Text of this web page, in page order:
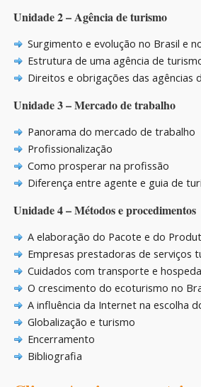
Unidade 2 – Agência de turismo
Surgimento e evolução no Brasil e
Estrutura de uma agência de
Direitos e obrigações das agências
Unidade 3 – Mercado de trabalho
Panorama do mercado de trabalho
Profissionalização
Como prosperar na profissão
Diferença entre agente e guia de
Unidade 4 – Métodos e procedimentos
A elaboração do Pacote e do
Empresas prestadoras de serviços
Cuidados com transporte e
O crescimento do ecoturismo no
A influência da Internet na escolha
Globalização e turismo
Encerramento
Bibliografia